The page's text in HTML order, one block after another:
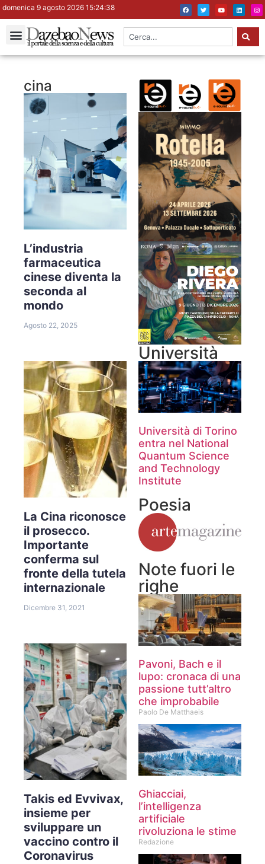
domenica 9 agosto 2026 15:24:39
cina
L’industria
farmaceutica
cinese diventa la
seconda al
mondo
Agosto 22, 2025
La Cina riconosce
il prosecco.
Importante
conferma sul
fronte della tutela
internazionale
Dicembre 31, 2021
Takis ed Evvivax,
insieme per
sviluppare un
vaccino contro il
Coronavirus
Università
Università di Torino
entra nel National
Quantum Science
and Technology
Institute
Poesia
Note fuori le
righe
Pavoni, Bach e il
lupo: cronaca di una
passione tutt’altro
che improbabile
Paolo De Matthaeis
Ghiacciai,
l’intelligenza
artificiale
rivoluziona le stime
Redazione